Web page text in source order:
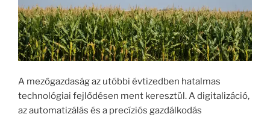
A mezőgazdaság az utóbbi évtizedben hatalmas
technológiai fejlődésen ment keresztül. A digitalizáció,
az automatizálás és a precíziós gazdálkodás